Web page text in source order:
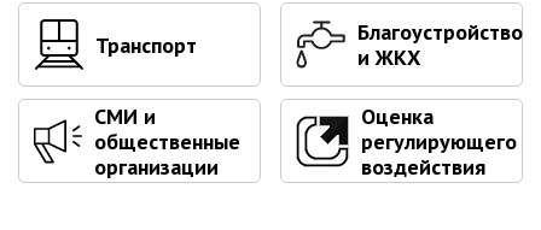
Управление по организационно-
контрольной работе
Управление экономики и
собственности
Об управлении экономики и
собственности
Отдел экономики
Транспорт
Благоустройство
и ЖКХ
СМИ и
общественные
организации
Оценка
регулирующего
воздействия